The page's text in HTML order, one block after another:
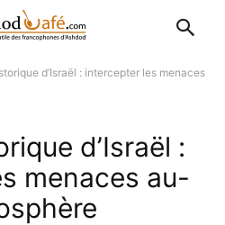
d’Israël : intercepter les menaces
d’Israël :
menaces au-